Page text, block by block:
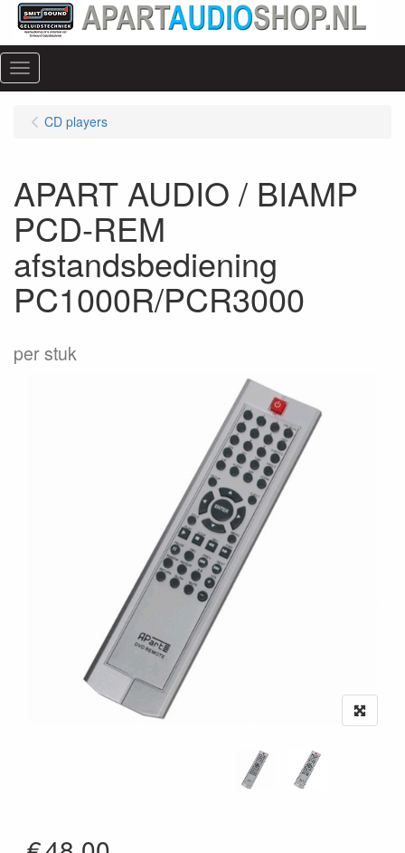
Menu
CD players
APART AUDIO / BIAMP
PCD-REM
afstandsbediening
PC1000R/PCR3000
per stuk